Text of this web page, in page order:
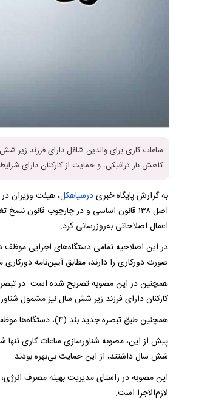
ساعات کاری برای والدین شاغل دارای فرزند زیر
کاهش بار ترافیکی، و حمایت از کارکنان دارای
به گزارش پایگاه خبریدرسیاهکل
اعمال اصلاحاتی به‌روزرسانی کرد.
در این اصلاحیه تمامی دستگاه‌های اجرایی موظف
صورت دورکاری را دارند، مطابق آیین‌نامه دورکاری مصوب ۷ تیر ۱۳۸۹، شرایط لازم را
کارکنان دارای فرزند زیر شش سال نیز مشمول
همچنین طبق تبصره جدید بند (۴)، دستگاه‌ها موظفند با شناوری یک‌ساعته در ساعت آغاز به کار این گروه از کارکنان موافقت کنند.
پیش از این، مصوبه شناورسازی ساعات کاری تنها
شش سال داشتند، از این حمایت بی‌بهره بودند.
این مصوبه در راستای مدیریت بهینه مصرف
لازم‌الاجرا است.